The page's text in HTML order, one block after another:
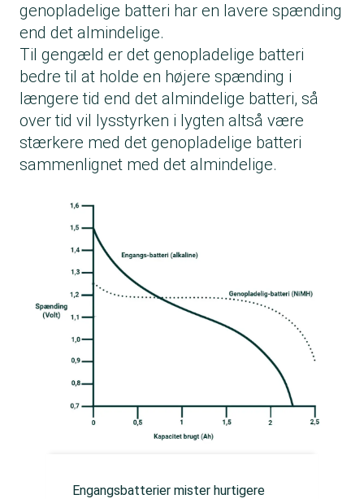
genopladelige batteri har en lavere spænding
end det almindelige.
Til gengæld er det genopladelige batteri
bedre til at holde en højere spænding i
længere tid end det almindelige batteri, så
over tid vil lysstyrken i lygten altså være
stærkere med det genopladelige batteri
sammenlignet med det almindelige.
Engangsbatterier mister hurtigere